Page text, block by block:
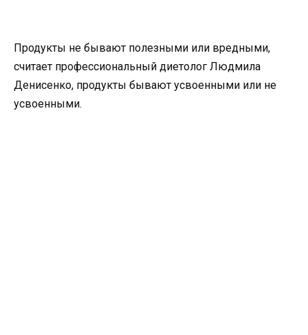
Продукты не бывают полезными или вредными,
считает профессиональный диетолог Людмила
Денисенко, продукты бывают усвоенными или не
усвоенными.